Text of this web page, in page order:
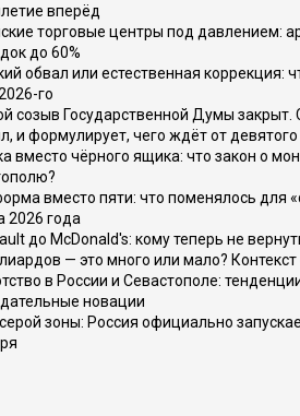
вперёд
торговые центры под давлением:
до 60%
обвал или естественная коррекция:
го
созыв Государственной Думы закрыт.
и формулирует, чего ждёт от девятого
вместо чёрного ящика: что закон о
вместо пяти: что поменялось для
2026 года
до McDonald's: кому теперь не
— это много или мало? Контекст
в России и Севастополе:
новации
зоны: Россия официально